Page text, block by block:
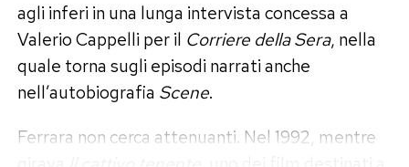
agli inferi in una lunga intervista concessa a
Valerio Cappelli per il Corriere della Sera, nella
quale torna sugli episodi narrati anche
nell’autobiografia Scene.
Ferrara non cerca attenuanti. Nel 1992, mentre